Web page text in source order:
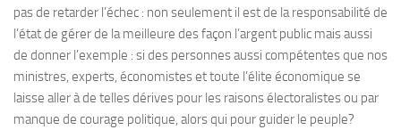
pas de retarder l’échec : non seulement il est de la responsabilité de
l’état de gérer de la meilleure des façon l’argent public mais aussi
de donner l’exemple : si des personnes aussi compétentes que nos
ministres, experts, économistes et toute l’élite économique se
laisse aller à de telles dérives pour les raisons électoralistes ou par
manque de courage politique, alors qui pour guider le peuple?